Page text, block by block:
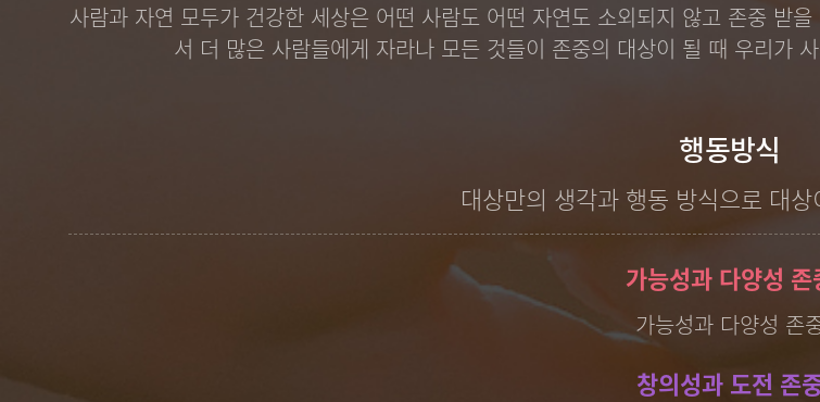
사람과 자연 모두가 건강한 세상은 어떤 사람도 어떤 자연도 소외되지 않고 존중 받
서 더 많은 사람들에게 자라나 모든 것들이 존중의 대상이 될 때 우리가
행동방식
대상만의 생각과 행동 방식으로 대
가능성과 다양성 존
가능성과 다양성 존
창의성과 도전 존